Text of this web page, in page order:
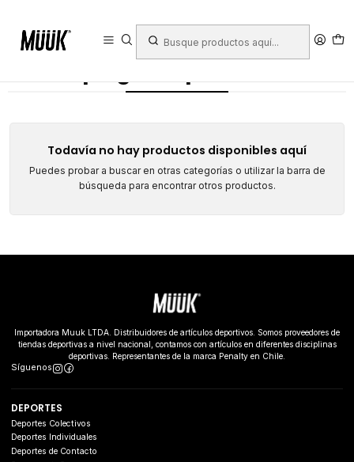
Todavía no hay productos disponibles aquí
Puedes probar a buscar en otras categorías o utilizar la barra de
búsqueda para encontrar otros productos.
Importadora Muuk LTDA. Distribuidores de artículos deportivos. Somos proveedores de
tiendas deportivas a nivel nacional, contamos con artículos en diferentes disciplinas
deportivas. Representantes de la marca Penalty en Chile.
Síguenos
DEPORTES
Deportes Colectivos
Deportes Individuales
Deportes de Contacto